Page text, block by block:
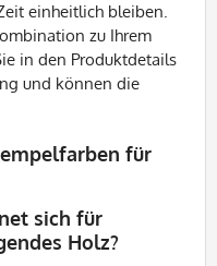
einheitlich bleiben.
zu Ihrem
in den Produktdetails
und können die
für
sich für
Holz?